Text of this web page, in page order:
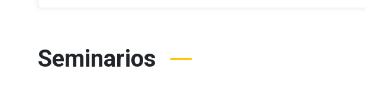
Seminarios